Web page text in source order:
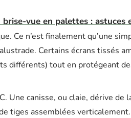
vue en palettes : astuces
Ce n’est finalement qu’une
Certains écrans tissés
différents) tout en protégeant
Une canisse, ou claie, dérive de
tiges assemblées verticalement.